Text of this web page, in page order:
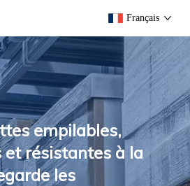
Français
empilables,
résistantes à la
les